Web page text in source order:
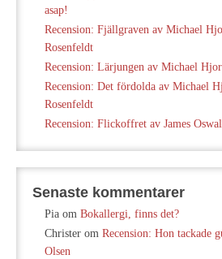
asap!
Recension: Fjällgraven av Michael
Rosenfeldt
Recension: Lärjungen av Michael
Recension: Det fördolda av Michael
Rosenfeldt
Recension: Flickoffret av James
Senaste kommentarer
Pia om Bokallergi, finns det?
Christer om Recension: Hon tackade
Olsen